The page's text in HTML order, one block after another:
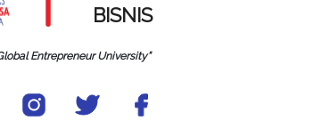
BISNIS
Entrepreneur University”